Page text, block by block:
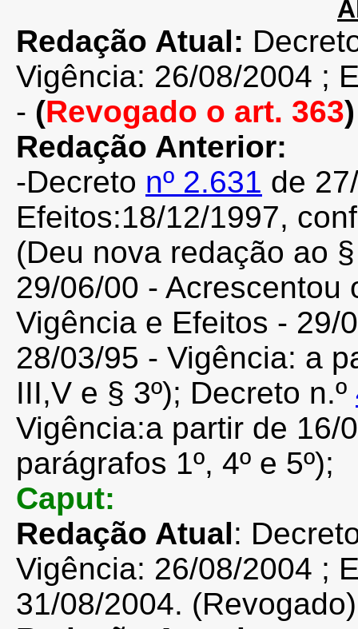
Redação Atual:
Vigência: 26/08/2004 ;
- (Revogado o art. 363)
Redação Anterior:
-Decreto nº 2.631 de
Efeitos:18/12/1997,
(Deu nova redação ao
29/06/00 - Acrescentou
Vigência e Efeitos - 29/
28/03/95 - Vigência: a
III,V e § 3º); Decreto n.º
Vigência:a partir de 16/
parágrafos 1º, 4º e 5º);
Caput:
Redação Atual:
Vigência: 26/08/2004 ;
31/08/2004. (Revogado)